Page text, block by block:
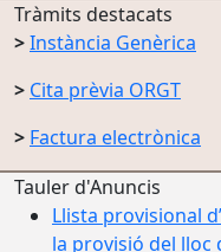
Tràmits destacats
>Instància Genèrica
> Cita prèvia ORGT
> Factura electrònica
Tauler d'Anuncis
Llista provisional
la provisió del lloc